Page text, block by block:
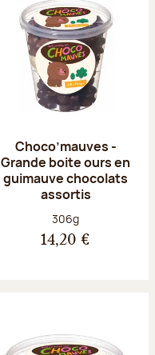
Choco’mauves -
Grande boite ours en
guimauve chocolats
assortis
Poids net :
306g
14,20 €